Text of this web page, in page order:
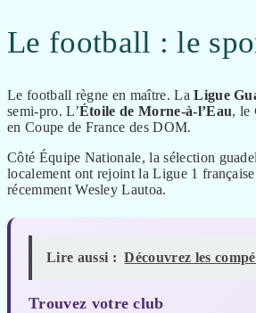
Le football : le
Le football règne en maître. LaLigue
semi-pro. L’Étoile de Morne-à-l’Eau, le
en Coupe de France des DOM.
Côté Équipe Nationale, la sélection
localement ont rejoint la Ligue 1
récemment Wesley Lautoa.
Lire aussi : Découvrez les
Trouvez votre club